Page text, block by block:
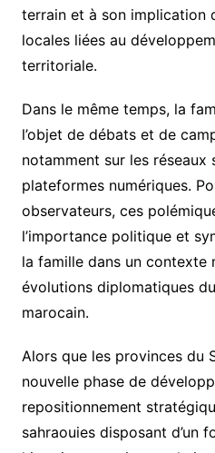
terrain et à son implication
locales liées au
territoriale.
Dans le même temps, la
l’objet de débats et de
notamment sur les
plateformes numériques.
observateurs, ces
l’importance politique et
la famille dans un contexte
évolutions diplomatiques
marocain.
Alors que les provinces du
nouvelle phase de
repositionnement
sahraouies disposant d’un